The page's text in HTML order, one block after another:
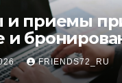
и приемы
и
FRIENDS72_RU